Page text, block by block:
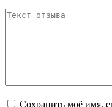
Сохранить моё имя,